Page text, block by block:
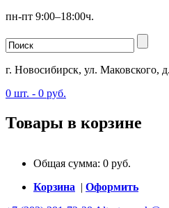
пн-пт 9:00–18:00ч.
г. Новосибирск, ул. Маковского,
0 шт. - 0 руб.
Товары в корзине
Общая сумма: 0 руб.
Корзина | Оформить